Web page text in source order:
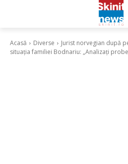
Acasă Diverse
Jurist norvegian după
situația familiei Bodnariu: „Analizați